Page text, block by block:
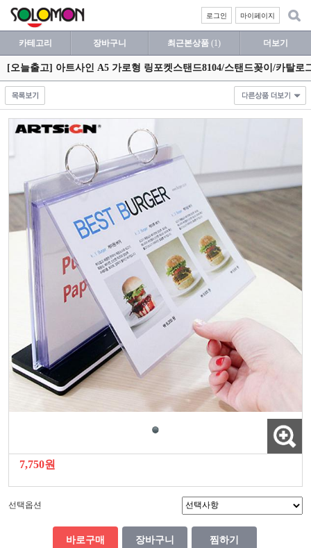
마이페이지
로그인
카테고리 장바구니 최근본상품 (1) 더보기
[오늘출고] 아트사인 A5 가로형 링포켓스탠드8104/스탠드꽂이/카탈
7,750원
선택옵션
바로구매 장바구니 찜하기